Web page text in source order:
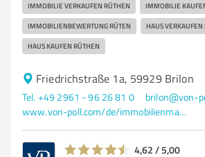
IMMOBILIE VERKAUFEN RÜTHEN IMMOBILIE
IMMOBILIENBEWERTUNG RÜTEN HAUS VERKAUFEN
HAUS KAUFEN RÜTHEN
Friedrichstraße 1a, 59929 Brilon
Tel. +49 2961 - 96 26 81 0
brilon@von-
www.von-poll.com/de/immobilienmakler/brilon
4,62 / 5,00